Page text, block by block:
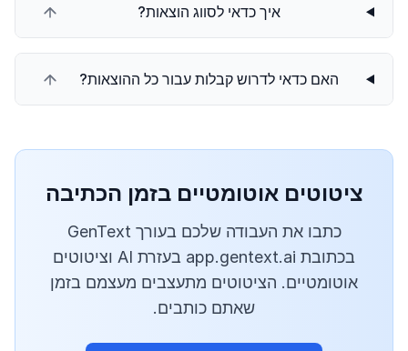
איך כדאי לסווג הוצאות?
האם כדאי לדרוש קבלות עבור כל ההוצאות?
ציטוטים אוטומטיים בזמן הכתיבה
כתבו את העבודה שלכם בעורך GenText
בכתובת app.gentext.ai בעזרת AI וציטוטים
אוטומטיים. הציטוטים מתעצבים מעצמם בזמן
שאתם כותבים.